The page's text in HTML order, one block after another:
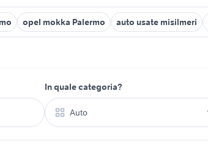
opel mokka Palermo auto usate misilmeri
In quale categoria?
Auto